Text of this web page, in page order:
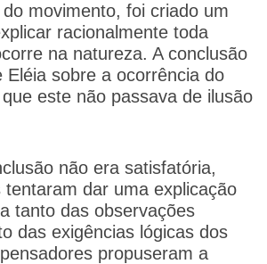
movimento, foi criado um
racionalmente toda
na natureza. A conclusão
Eléia sobre a ocorrência do
este não passava de ilusão
não era satisfatória,
tentaram dar uma explicação
tanto das observações
das exigências lógicas dos
propuseram a